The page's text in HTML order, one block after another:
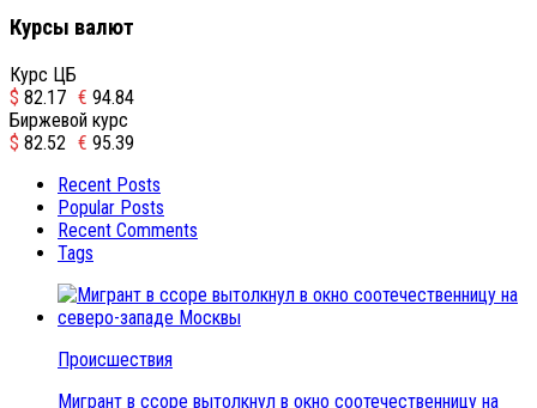
Курсы валют
Курс ЦБ
$ 82.17 € 94.84
Биржевой курс
$ 82.52 € 95.39
Recent Posts
Popular Posts
Recent Comments
Tags
Происшествия
Мигрант в ссоре вытолкнул в окно соотечественницу на